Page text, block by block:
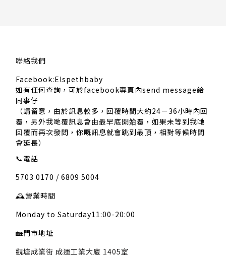
聯絡我們
Facebook:Elspethbaby
如有任何查詢，可於facebook專頁內send message給
同事仔
（請留意，由於訊息較多，回覆時間大約24－36小時內回
覆，另外我哋覆訊息會由最早底開始覆，如果未等到我哋
回覆而再次發問，你嘅訊息就會跳到最頂，相對等候時間
會延長）
📞電話
5703 0170 / 6809 5004
🕰️營業時間
Monday to Saturday11:00-20:00
🏡門市地址
觀塘成業街 成運工業大廈 1405室